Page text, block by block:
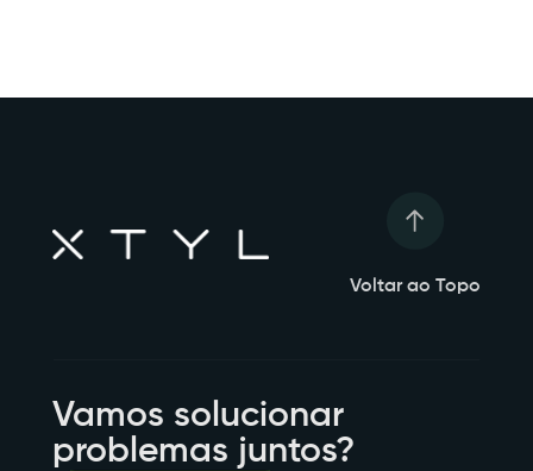
Voltar ao Topo
Vamos solucionar
problemas juntos?